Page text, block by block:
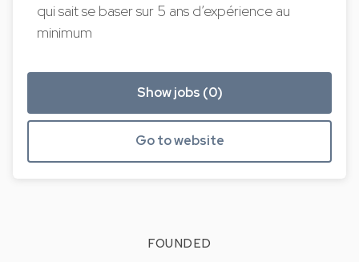
qui sait se baser sur 5 ans d’expérience au
minimum
Show jobs (0)
Go to website
FOUNDED